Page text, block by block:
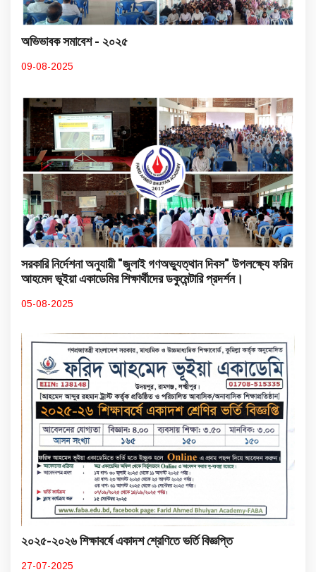
অভিভাবক সমাবেশ - ২০২৫
09-08-2025
সরকারি নির্দেশনা অনুযায়ী "জুলাই গণঅভ্যুত্থান দিবস" উপলক্ষ্যে ফরিদ
আহমেদ ভূইয়া একাডেমির শিক্ষার্থীদের ডকুমেন্টারি প্রদর্শন।
05-08-2025
২০২৫-২০২৬ শিক্ষাবর্ষে একাদশ শ্রেণিতে ভর্তি বিজ্ঞপ্তি
27-07-2025